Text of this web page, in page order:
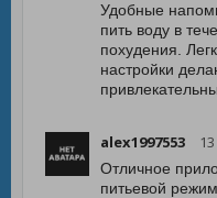
Удобные
пить воду в
похудения.
настройки
alex1997553
Отличное
питьевой